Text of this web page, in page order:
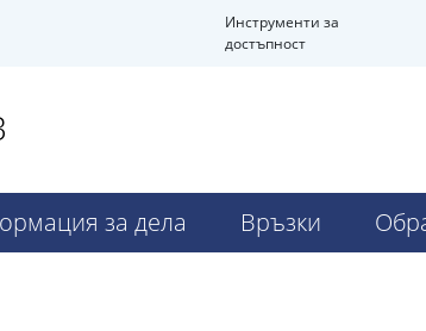
Инструменти за
достъпност
за дела Връзки